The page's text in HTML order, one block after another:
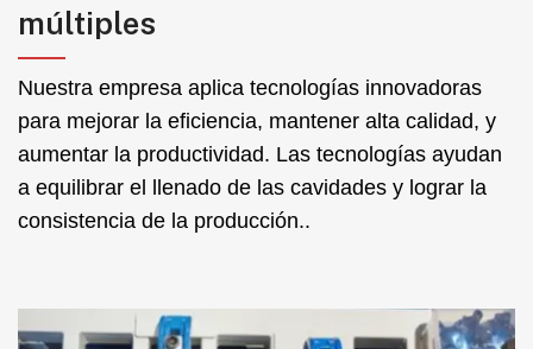
múltiples
Nuestra empresa aplica tecnologías innovadoras
para mejorar la eficiencia, mantener alta calidad, y
aumentar la productividad. Las tecnologías ayudan
a equilibrar el llenado de las cavidades y lograr la
consistencia de la producción..